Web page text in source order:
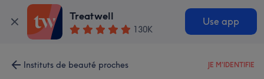
Treatwell
130K
Use app
Instituts de beauté proches JE M'IDENTIFIE